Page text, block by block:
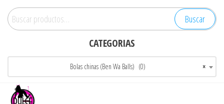
Saltar
contenido
Buscar
por:
Buscar
CATEGORIAS
×
Bolas chinas (Ben Wa Balls) (0)